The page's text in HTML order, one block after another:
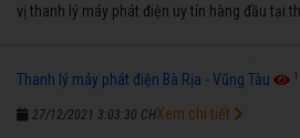
vị thanh lý máy phát điện uy tín hàng đầu tại
Thanh lý máy phát điện Bà Rịa - Vũng Tàu
27/12/2021 3:03:30 CHXem chi tiết